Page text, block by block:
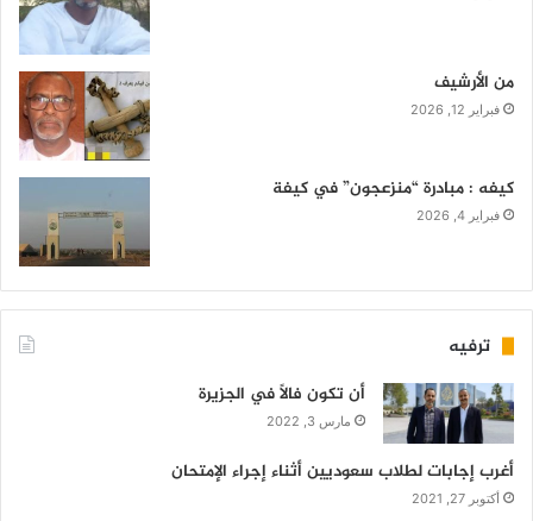
من الأرشيف
فبراير 12, 2026
كيفه : مبادرة “منزعجون” في كيفة
فبراير 4, 2026
ترفيه
أن تكون فالاً في الجزيرة
مارس 3, 2022
أغرب إجابات لطلاب سعوديين أثناء إجراء الإمتحان
أكتوبر 27, 2021